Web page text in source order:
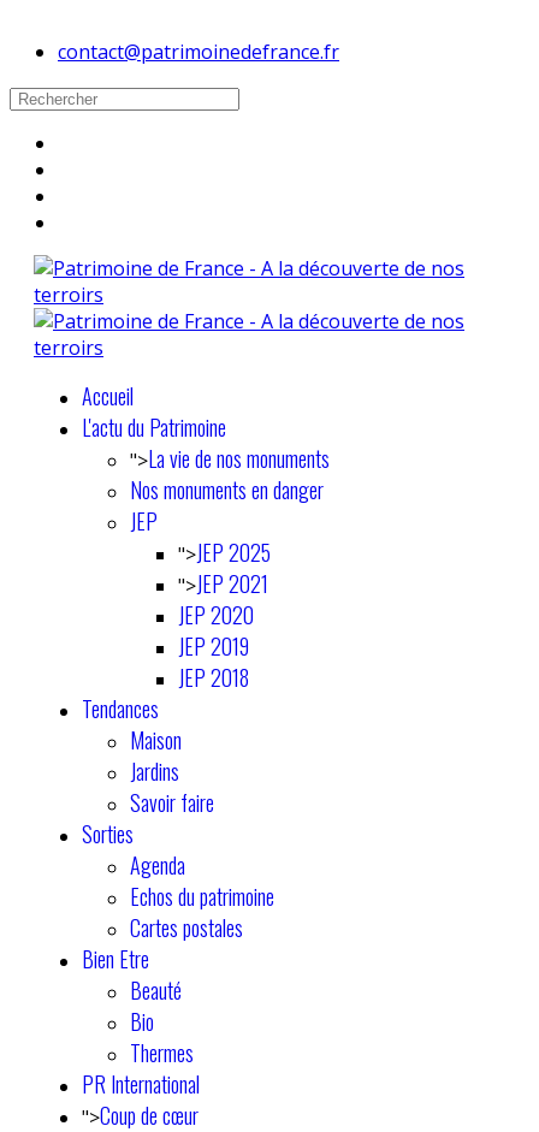
contact@patrimoinedefrance.fr
Accueil
L'actu du Patrimoine
">La vie de nos monuments
Nos monuments en danger
JEP
">JEP 2025
">JEP 2021
JEP 2020
JEP 2019
JEP 2018
Tendances
Maison
Jardins
Savoir faire
Sorties
Agenda
Echos du patrimoine
Cartes postales
Bien Etre
Beauté
Bio
Thermes
PR International
">Coup de cœur